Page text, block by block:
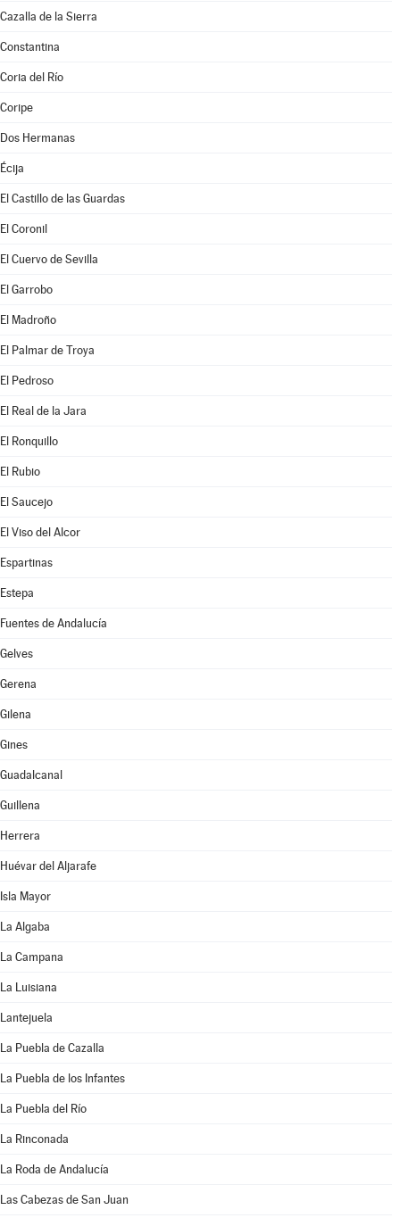
Cazalla de la Sierra
Constantina
Coria del Río
Coripe
Dos Hermanas
Écija
El Castillo de las Guardas
El Coronil
El Cuervo de Sevilla
El Garrobo
El Madroño
El Palmar de Troya
El Pedroso
El Real de la Jara
El Ronquillo
El Rubio
El Saucejo
El Viso del Alcor
Espartinas
Estepa
Fuentes de Andalucía
Gelves
Gerena
Gilena
Gines
Guadalcanal
Guillena
Herrera
Huévar del Aljarafe
Isla Mayor
La Algaba
La Campana
La Luisiana
Lantejuela
La Puebla de Cazalla
La Puebla de los Infantes
La Puebla del Río
La Rinconada
La Roda de Andalucía
Las Cabezas de San Juan